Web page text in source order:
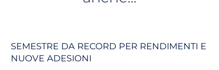
SEMESTRE DA RECORD PER RENDIMENTI E
NUOVE ADESIONI